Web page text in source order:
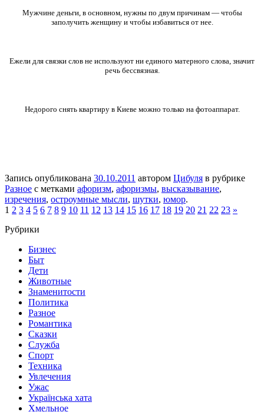
Мужчине деньги, в основном, нужны по двум причинам — чтобы
заполучить женщину и чтобы избавиться от нее.
Ежели для связки слов не используют ни единого матерного слова, значит
речь бессвязная.
Недорого снять квартиру в Киеве можно только на фотоаппарат.
Запись опубликована 30.10.2011 автором Цибуля в рубрике
Разное с метками афоризм, афоризмы, высказывание,
изречения, остроумные мысли, шутки, юмор.
1 2 3 4 5 6 7 8 9 10 11 12 13 14 15 16 17 18 19 20 21 22 23 »
Рубрики
Бизнес
Быт
Дети
Животные
Знаменитости
Политика
Разное
Романтика
Сказки
Служба
Спорт
Техника
Увлечения
Ужас
Українська хата
Хмельное